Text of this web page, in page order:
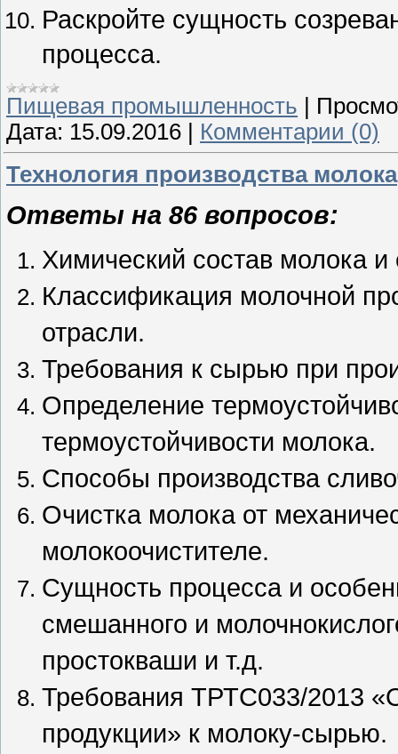
Раскройте сущность
процесса.
Пищевая промышленность
Дата: 15.09.2016
Комментарии (0)
Технология производства молока
Ответы на 86 вопросов:
Химический состав молока
Классификация молочной
отрасли.
Требования к сырью при
Определение
термоустойчивости молока.
Способы производства
Очистка молока от
молокоочистителе.
Сущность процесса и
смешанного и
простокваши и т.д.
Требования ТРТС033/2013
продукции» к молоку-сырью.